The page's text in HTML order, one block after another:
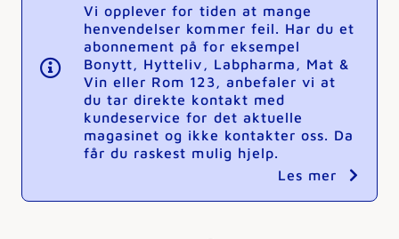
Vi opplever for tiden at mange
henvendelser kommer feil. Har du et
abonnement på for eksempel
Bonytt, Hytteliv, Labpharma, Mat &
Vin eller Rom 123, anbefaler vi at
du tar direkte kontakt med
kundeservice for det aktuelle
magasinet og ikke kontakter oss. Da
får du raskest mulig hjelp.
Les mer